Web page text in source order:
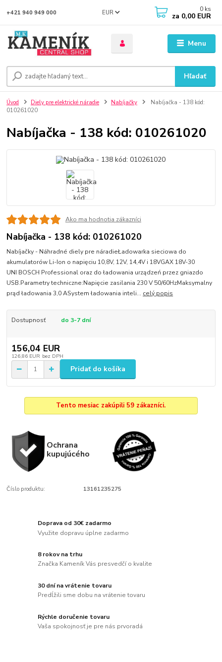
Menu
EUR
Hľadať
+421 940 949 000 0 ks
za 0,00 EUR
Úvod Diely pre elektrické náradie Nabíjačky
Nabíjačka - 138 kód:
010261020
Nabíjačka - 138 kód: 010261020
Ako ma hodnotia zákazníci
Nabíjačka - 138 kód: 010261020
Nabíjačky - Náhradné diely pre náradieŁadowarka sieciowa do
akumulatorów Li-Ion o napięciu 10,8V, 12V, 14,4V i 18VGAX 18V-30
UNI BOSCH Professional oraz do ładowania urządzeń przez gniazdo
USB.Parametry techniczne:Napięcie zasilania 230 V 50/60HzMaksymalny
prąd ładowania 3,0 ASystem ładowania inteli... celý popis
Dostupnosť do 3-7 dní
156,04 EUR
126,86 EUR bez DPH
Pridať do košíka
Tento mesiac zakúpili 59 zákazníci.
Ochrana
kupujúcého
Číslo produktu: 13161235275
Doprava od 30€ zadarmo
Využite dopravu úplne zadarmo
8 rokov na trhu
Značka Kameník Vás presvedčí o kvalite
30 dní na vrátenie tovaru
Predĺžili sme dobu na vrátenie tovaru
Rýchle doručenie tovaru
Vaša spokojnosť je pre nás prvoradá